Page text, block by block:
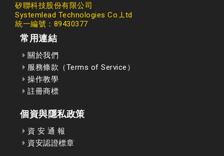
矽聯科技股份有限公司
Systemlead Technologies Co.,Ltd
統一編號：89430377
常用連結
關於我們
服務條款（Terms of Service）
操作教學
註冊商標
個資與隱私政策
資 安 通 報
資安認證標章